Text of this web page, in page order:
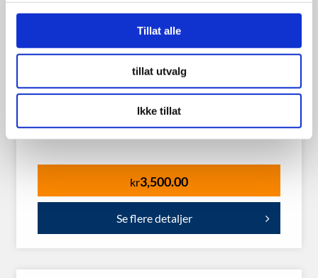
Tillat alle
tillat utvalg
Ikke tillat
Coker Classic Radial 195/75R14
92P 2 1/4″ WW
kr3,500.00
Se flere detaljer